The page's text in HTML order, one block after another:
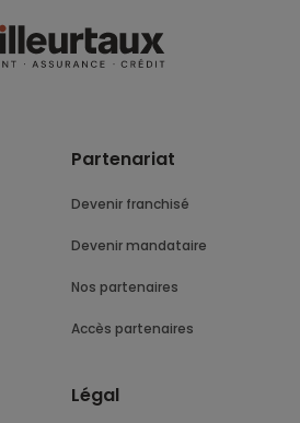
Partenariat
Devenir franchisé
Devenir mandataire
Nos partenaires
Accès partenaires
Légal